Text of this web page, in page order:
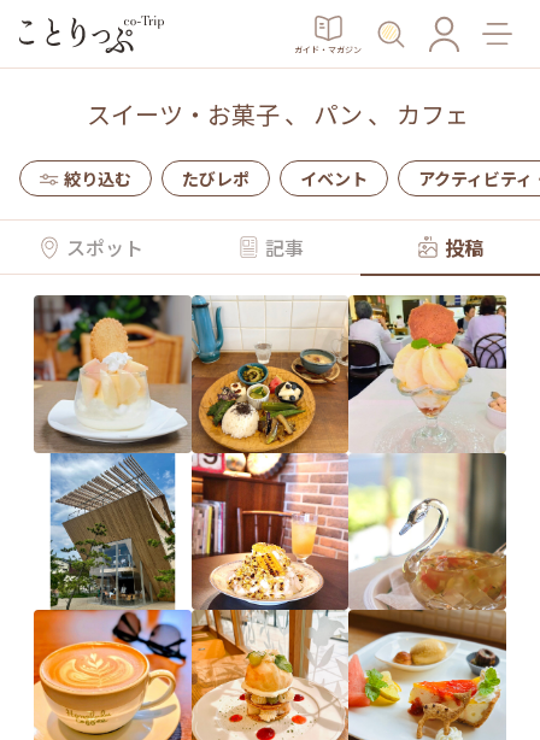
ガイド・マガジン
スイーツ・お菓子、 パン 、 カフェ
絞り込む たびレポ イベント アクティビティ
スポット 記事 投稿